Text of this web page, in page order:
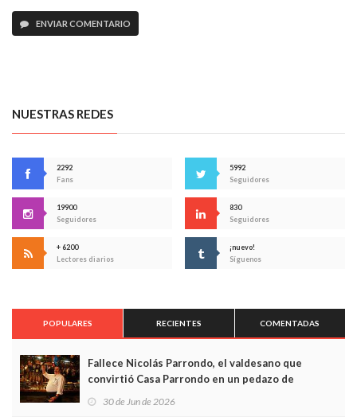
ENVIAR COMENTARIO
NUESTRAS REDES
2292
Fans
5992
Seguidores
19900
Seguidores
830
Seguidores
+ 6200
Lectores diarios
¡nuevo!
Síguenos
POPULARES RECIENTES COMENTADAS
Fallece Nicolás Parrondo, el valdesano que
convirtió Casa Parrondo en un pedazo de
Asturias en Madrid
30 de Jun de 2026